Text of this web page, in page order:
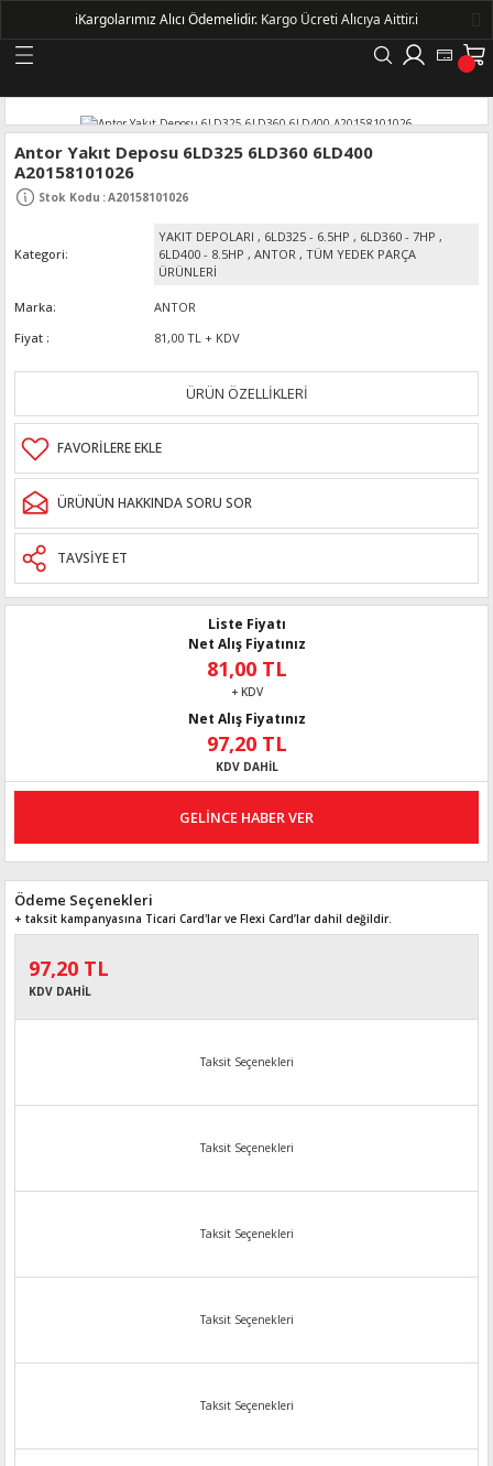
Geri Dön
KASNAKLI ALTERNATÖRLER - 1500
Antor Yakıt Deposu 6LD325 6LD360 6LD400
A20158101026
Stok Kodu :A20158101026
Kategori
YAKIT DEPOLARI , 6LD325 - 6.5HP , 6LD360 - 7HP ,
6LD400 - 8.5HP , ANTOR , TÜM YEDEK PARÇA
ÜRÜNLERİ
Marka
ANTOR
Fiyat
81,00 TL + KDV
ÜRÜN ÖZELLİKLERİ
ÜRÜNÜN HAKKINDA SORU SOR
TAVSİYE ET
Liste Fiyatı
Net Alış Fiyatınız
81,00 TL
+ KDV
Net Alış Fiyatınız
97,20 TL
KDV DAHİL
GELİNCE HABER VER
Ödeme Seçenekleri
+ taksit kampanyasına Ticari Card'lar ve Flexi Card’lar dahil değildir.
97,20 TL
KDV DAHİL
Taksit Seçenekleri
Taksit Seçenekleri
Taksit Seçenekleri
Taksit Seçenekleri
Taksit Seçenekleri
ℹ️Kargolarımız Alıcı Ödemelidir. Kargo Ücreti Alıcıya Aittir.ℹ️